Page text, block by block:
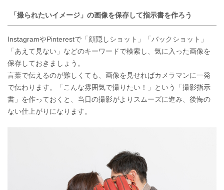
「撮られたいイメージ」の画像を保存して指示書を作ろう
InstagramやPinterestで「顔隠しショット」「バックショット」
「あえて見ない」などのキーワードで検索し、気に入った画像を
保存しておきましょう。
言葉で伝えるのが難しくても、画像を見せればカメラマンに一発
で伝わります。「こんな雰囲気で撮りたい！」という「撮影指示
書」を作っておくと、当日の撮影がよりスムーズに進み、後悔の
ない仕上がりになります。